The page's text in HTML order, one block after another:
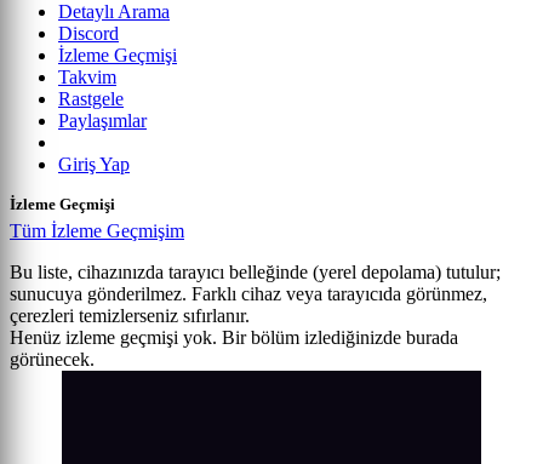
Detaylı Arama
Discord
İzleme Geçmişi
Takvim
Rastgele
Paylaşımlar
Giriş Yap
İzleme Geçmişi
Tüm İzleme Geçmişim
Bu liste, cihazınızda tarayıcı belleğinde (yerel depolama) tutulur;
sunucuya gönderilmez. Farklı cihaz veya tarayıcıda görünmez,
çerezleri temizlerseniz sıfırlanır.
Henüz izleme geçmişi yok. Bir bölüm izlediğinizde burada
görünecek.